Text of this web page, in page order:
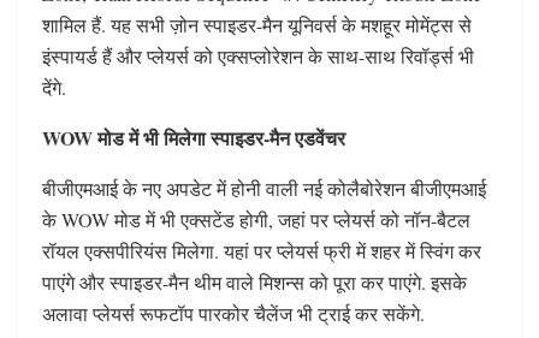
शामिल हैं. यह सभी ज़ोन स्पाइडर-मैन यूनिवर्स के मशहूर मोमेंट्स से
इंस्पायर्ड हैं और प्लेयर्स को एक्सप्लोरेशन के साथ-साथ रिवॉर्ड्स भी
देंगे.
WOW मोड में भी मिलेगा स्पाइडर-मैन एडवेंचर
बीजीएमआई के नए अपडेट में होनी वाली नई कोलैबोरेशन बीजीएमआई
के WOW मोड में भी एक्सटेंड होगी, जहां पर प्लेयर्स को नॉन-बैटल
रॉयल एक्सपीरियंस मिलेगा. यहां पर प्लेयर्स फ्री में शहर में स्विंग कर
पाएंगे और स्पाइडर-मैन थीम वाले मिशन्स को पूरा कर पाएंगे. इसके
अलावा प्लेयर्स रूफटॉप पारकोर चैलेंज भी ट्राई कर सकेंगे.